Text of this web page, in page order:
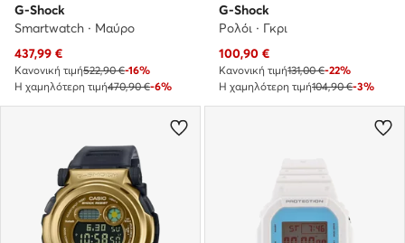
G-Shock
Smartwatch · Μαύρο
Τρέχουσα τιμή
437,99 €
Κανονική τιμή522,90 €-16%
Η χαμηλότερη τιμή470,90 €-6%
G-Shock
Ρολόι · Γκρι
Τρέχουσα τιμή
100,90 €
Κανονική τιμή131,00 €-22%
Η χαμηλότερη τιμή104,90 €-3%